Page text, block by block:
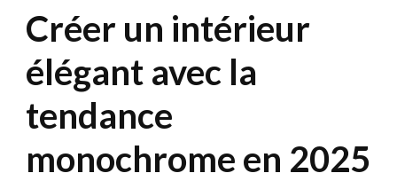
Créer un intérieur
élégant avec la
tendance
monochrome en 2025